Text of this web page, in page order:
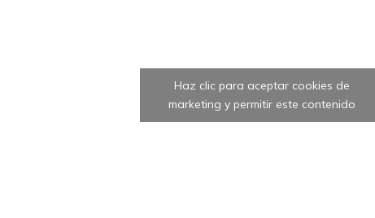
Haz clic para aceptar cookies de
marketing y permitir este contenido